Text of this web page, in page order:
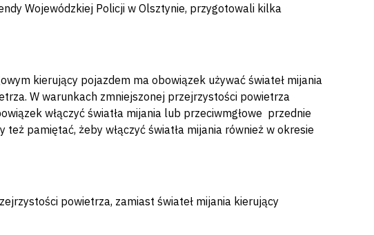
Wojewódzkiej Policji w Olsztynie, przygotowali kilka
kierujący pojazdem ma obowiązek używać świateł mijania
W warunkach zmniejszonej przejrzystości powietrza
włączyć światła mijania lub przeciwmgłowe przednie
pamiętać, żeby włączyć światła mijania również w okresie
powietrza, zamiast świateł mijania kierujący